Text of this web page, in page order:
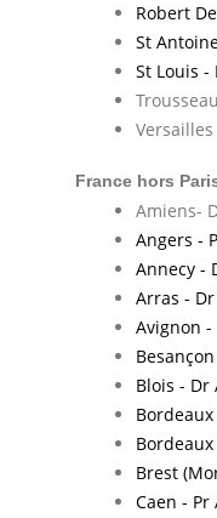
Robert
St
St Louis -
Versailles
France hors
Amiens-
Angers -
Annecy -
Arras -
Avignon -
Blois - Dr
Brest
Caen -